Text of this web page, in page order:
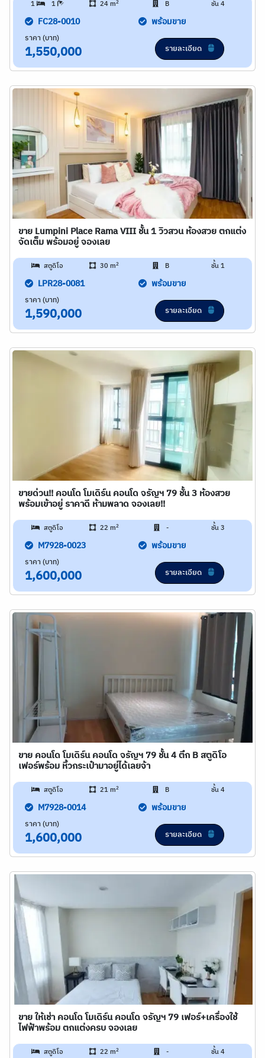
1 1 24 m2 B ชั้น 4
FC28-0010 พร้อมขาย
ราคา (บาท)
1,550,000 รายละเอียด
ขาย Lumpini Place Rama VIII ชั้น 1 วิวสวน ห้องสวย ตกแต่ง
จัดเต็ม พร้อมอยู่ จองเลย
สตูดิโอ 30 m2 B ชั้น 1
LPR28-0081 พร้อมขาย
ราคา (บาท)
1,590,000 รายละเอียด
ขายด่วน!! คอนโด โมเดิร์น คอนโด จรัญฯ 79 ชั้น 3 ห้องสวย
พร้อมเข้าอยู่ ราคาดี ห้ามพลาด จองเลย!!
สตูดิโอ 22 m2 - ชั้น 3
M7928-0023 พร้อมขาย
ราคา (บาท)
1,600,000 รายละเอียด
ขาย คอนโด โมเดิร์น คอนโด จรัญฯ 79 ชั้น 4 ตึก B สตูดิโอ
เฟอร์พร้อม หิ้วกระเป๋ามาอยู่ได้เลยจ้า
สตูดิโอ 21 m2 B ชั้น 4
M7928-0014 พร้อมขาย
ราคา (บาท)
1,600,000 รายละเอียด
ขาย ให้เช่า คอนโด โมเดิร์น คอนโด จรัญฯ 79 เฟอร์+เครื่องใช้
ไฟฟ้าพร้อม ตกแต่งครบ จองเลย
สตูดิโอ 22 m2 - ชั้น 4